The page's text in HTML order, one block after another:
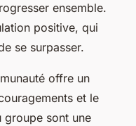
ensemble.
positive, qui
se surpasser.
offre un
et le
groupe sont une